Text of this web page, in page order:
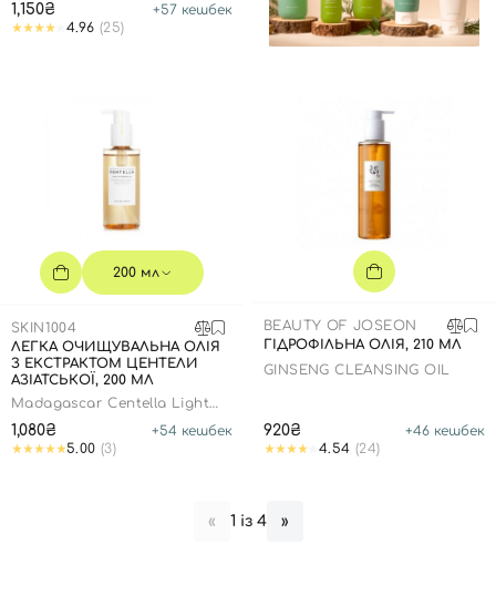
1,150₴ +57 кешбек
4.96 (25)
200 мл
SKIN1004
ЛЕГКА ОЧИЩУВАЛЬНА ОЛІЯ
З ЕКСТРАКТОМ ЦЕНТЕЛИ
АЗІАТСЬКОЇ, 200 МЛ
Madagascar Centella Light
1,080₴ +54 кешбек
5.00 (3)
BEAUTY OF JOSEON
ГІДРОФІЛЬНА ОЛІЯ, 210 МЛ
GINSENG CLEANSING OIL
920₴ +46 кешбек
4.54 (24)
« 1 із 4 »